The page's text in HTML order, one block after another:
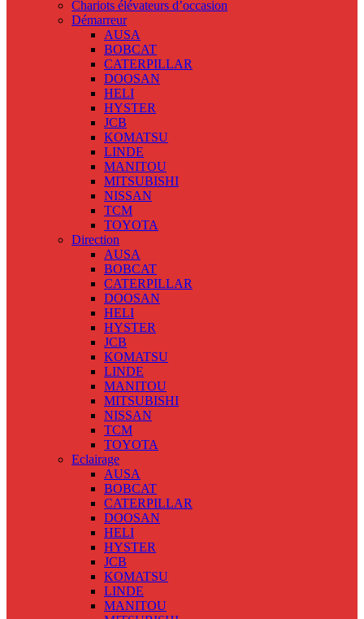
Chariots élévateurs d’occasion
Démarreur
AUSA
BOBCAT
CATERPILLAR
DOOSAN
HELI
HYSTER
JCB
KOMATSU
LINDE
MANITOU
MITSUBISHI
NISSAN
TCM
TOYOTA
Direction
AUSA
BOBCAT
CATERPILLAR
DOOSAN
HELI
HYSTER
JCB
KOMATSU
LINDE
MANITOU
MITSUBISHI
NISSAN
TCM
TOYOTA
Eclairage
AUSA
BOBCAT
CATERPILLAR
DOOSAN
HELI
HYSTER
JCB
KOMATSU
LINDE
MANITOU